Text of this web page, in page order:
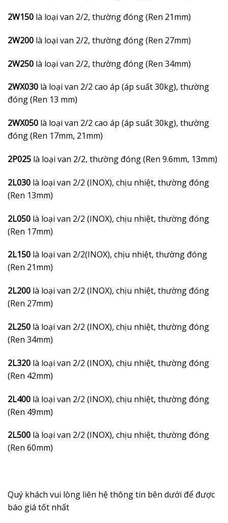
2W150 là loại van 2/2, thường đóng (Ren 21mm)
2W200 là loại van 2/2, thường đóng (Ren 27mm)
2W250 là loại van 2/2, thường đóng (Ren 34mm)
2WX030 là loại van 2/2 cao áp (áp suất 30kg), thường
đóng (Ren 13 mm)
2WX050 là loại van 2/2 cao áp (áp suất 30kg), thường
đóng (Ren 17mm, 21mm)
2P025 là loại van 2/2, thường đóng (Ren 9.6mm, 13mm)
2L030 là loại van 2/2 (INOX), chịu nhiệt, thường đóng
(Ren 13mm)
2L050 là loại van 2/2 (INOX), chịu nhiệt, thường đóng
(Ren 17mm)
2L150 là loại van 2/2(INOX), chịu nhiệt, thường đóng
(Ren 21mm)
2L200 là loại van 2/2 (INOX), chịu nhiệt, thường đóng
(Ren 27mm)
2L250 là loại van 2/2 (INOX), chịu nhiệt, thường đóng
(Ren 34mm)
2L320 là loại van 2/2 (INOX), chịu nhiệt, thường đóng
(Ren 42mm)
2L400 là loại van 2/2 (INOX), chịu nhiệt, thường đóng
(Ren 49mm)
2L500 là loại van 2/2 (INOX), chịu nhiệt, thường đóng
(Ren 60mm)
Quý khách vui lòng liên hệ thông tin bên dưới để được
báo giá tốt nhất